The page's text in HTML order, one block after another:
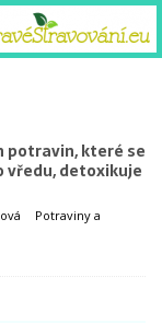
potravin, které se
vředu, detoxikuje
Potraviny a